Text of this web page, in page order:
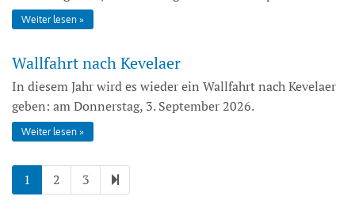
Weiter lesen
Wallfahrt nach Kevelaer
In diesem Jahr wird es wieder ein Wallfahrt nach Kevelaer
geben: am Donnerstag, 3. September 2026.
Weiter lesen
1 2 3